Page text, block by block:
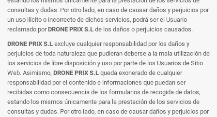
consultas y dudas. Por otro lado, en caso de causar daños y perjuicios por
un uso ilícito o incorrecto de dichos servicios, podrá ser el Usuario
reclamado porDRONE PRIX S.L de los daños o perjuicios causados.
DRONE PRIX S.L excluye cualquier responsabilidad por los daños y
perjuicios de toda naturaleza que pudieran deberse a la mala utilización de
los servicios de libre disposición y uso por parte de los Usuarios de Sitio
Web. Asimismo, DRONE PRIX S.L queda exonerado de cualquier
responsabilidad por el contenido e informaciones que puedan ser
recibidas como consecuencia de los formularios de recogida de datos,
estando los mismos únicamente para la prestación de los servicios de
consultas y dudas. Por otro lado, en caso de causar daños y perjuicios por